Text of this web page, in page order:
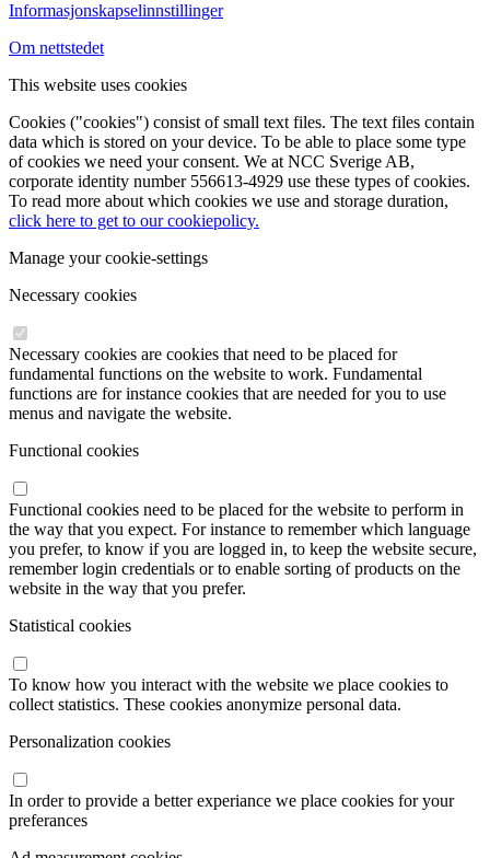
Informasjonskapselinnstillinger
Om nettstedet
This website uses cookies
Cookies ("cookies") consist of small text files. The text files contain
data which is stored on your device. To be able to place some type
of cookies we need your consent. We at NCC Sverige AB,
corporate identity number 556613-4929 use these types of cookies.
To read more about which cookies we use and storage duration,
click here to get to our cookiepolicy.
Manage your cookie-settings
Necessary cookies
Necessary cookies are cookies that need to be placed for
fundamental functions on the website to work. Fundamental
functions are for instance cookies that are needed for you to use
menus and navigate the website.
Functional cookies
Functional cookies need to be placed for the website to perform in
the way that you expect. For instance to remember which language
you prefer, to know if you are logged in, to keep the website secure,
remember login credentials or to enable sorting of products on the
website in the way that you prefer.
Statistical cookies
To know how you interact with the website we place cookies to
collect statistics. These cookies anonymize personal data.
Personalization cookies
In order to provide a better experiance we place cookies for your
preferances